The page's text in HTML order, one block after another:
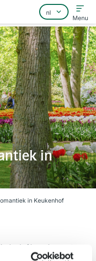
Menu
in
in Keukenhof
bezoekers met
de bloemen. Musici van